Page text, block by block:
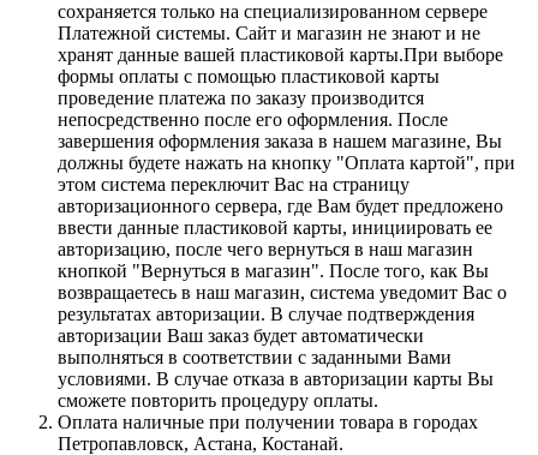
сохраняется только на специализированном сервере
Платежной системы. Сайт и магазин не знают и не
хранят данные вашей пластиковой карты.При выборе
формы оплаты с помощью пластиковой карты
проведение платежа по заказу производится
непосредственно после его оформления. После
завершения оформления заказа в нашем магазине, Вы
должны будете нажать на кнопку "Оплата картой", при
этом система переключит Вас на страницу
авторизационного сервера, где Вам будет предложено
ввести данные пластиковой карты, инициировать ее
авторизацию, после чего вернуться в наш магазин
кнопкой "Вернуться в магазин". После того, как Вы
возвращаетесь в наш магазин, система уведомит Вас о
результатах авторизации. В случае подтверждения
авторизации Ваш заказ будет автоматически
выполняться в соответствии с заданными Вами
условиями. В случае отказа в авторизации карты Вы
сможете повторить процедуру оплаты.
Оплата наличные при получении товара в городах
Петропавловск, Астана, Костанай.